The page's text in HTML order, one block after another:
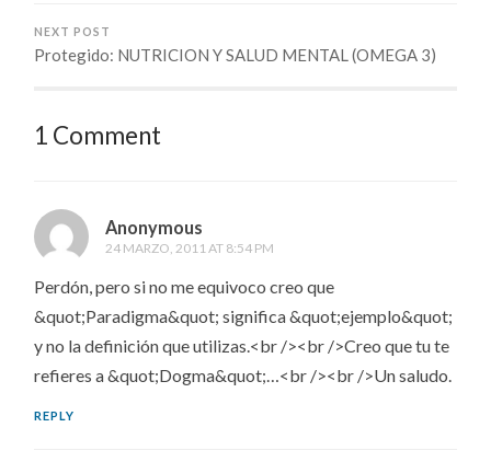
NEXT POST
Protegido: NUTRICION Y SALUD MENTAL (OMEGA 3)
1 Comment
Anonymous
24 MARZO, 2011 AT 8:54 PM
Perdón, pero si no me equivoco creo que
&quot;Paradigma&quot; significa &quot;ejemplo&quot;
y no la definición que utilizas.<br /><br />Creo que tu te
refieres a &quot;Dogma&quot;…<br /><br />Un saludo.
REPLY